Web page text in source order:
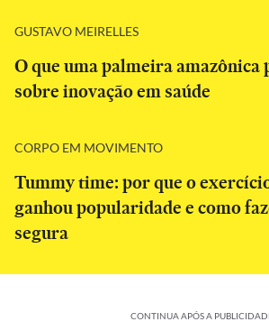
GUSTAVO MEIRELLES
O que uma palmeira amazônica
sobre inovação em saúde
CORPO EM MOVIMENTO
Tummy time: por que o
ganhou popularidade e como
segura
CONTINUA APÓS A